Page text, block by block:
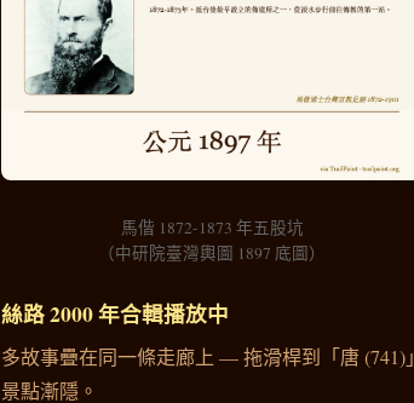
馬偕 1872-1873 年五股坑
（中研院臺灣輿圖 1897 底圖）
絲路 2000 年合輯播放中
多故事疊在同一條走廊上 — 拖滑桿到「唐
景點漸隱。